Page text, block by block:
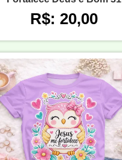
R$: 20,00